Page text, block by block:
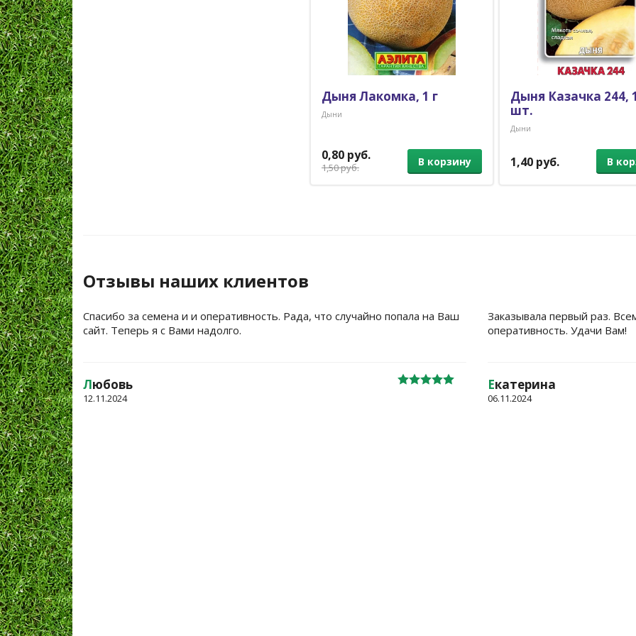
Дыня Лакомка, 1 г
Дыни
0,80 руб.
1,50 руб. В корзину
Дыня Казачка 244,
шт.
Дыни
1,40 руб. В
Отзывы наших клиентов
Спасибо за семена и и оперативность. Рада, что случайно попала на Ваш
сайт. Теперь я с Вами надолго.
Любовь
12.11.2024
Заказывала первый раз.
оперативность. Удачи Вам!
Екатерина
06.11.2024